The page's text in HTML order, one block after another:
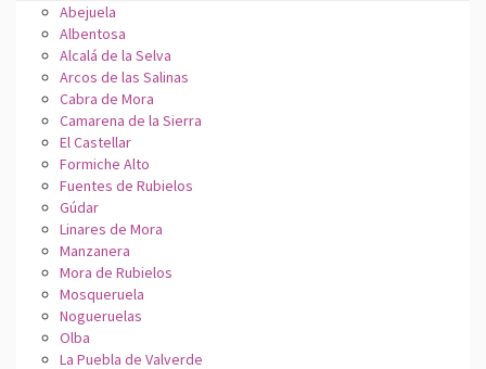
Abejuela
Albentosa
Alcalá de la Selva
Arcos de las Salinas
Cabra de Mora
Camarena de la Sierra
El Castellar
Formiche Alto
Fuentes de Rubielos
Gúdar
Linares de Mora
Manzanera
Mora de Rubielos
Mosqueruela
Nogueruelas
Olba
La Puebla de Valverde